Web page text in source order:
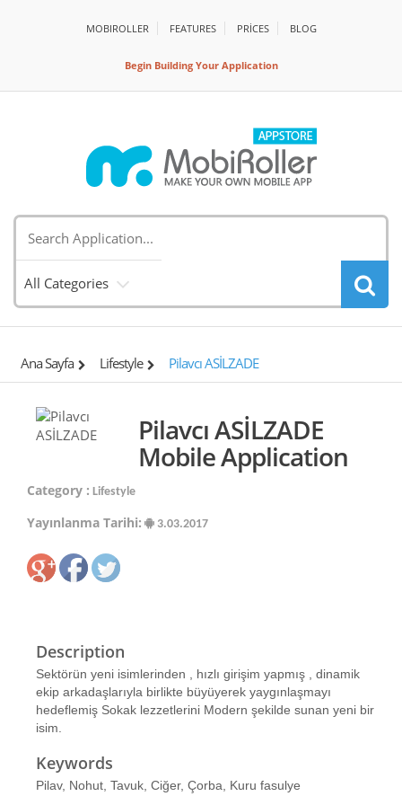
MOBIROLLER FEATURES PRİCES BLOG
Begin Building Your Application
All Categories
Ana Sayfa Lifestyle Pilavcı ASİLZADE
Pilavcı ASİLZADE
Mobile Application
Category : Lifestyle
Yayınlanma Tarihi: 3.03.2017
Description
Sektörün yeni isimlerinden , hızlı girişim yapmış , dinamik
ekip arkadaşlarıyla birlikte büyüyerek yaygınlaşmayı
hedeflemiş Sokak lezzetlerini Modern şekilde sunan yeni bir
isim.
Keywords
Pilav, Nohut, Tavuk, Ciğer, Çorba, Kuru fasulye